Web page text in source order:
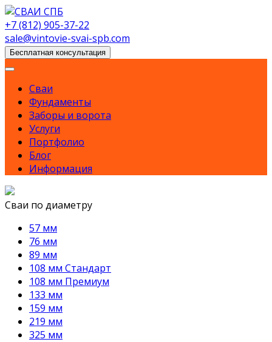
Skip
to
content
+7 (812) 905-37-22
sale@vintovie-svai-spb.com
Бесплатная консультация
Сваи
Фундаменты
Заборы и ворота
Услуги
Портфолио
Блог
Информация
Сваи по диаметру
57 мм
76 мм
89 мм
108 мм Стандарт
108 мм Премиум
133 мм
159 мм
219 мм
325 мм